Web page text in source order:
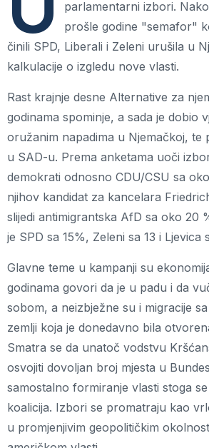
parlamentarni izbori.
prošle godine "semafor"
činili SPD, Liberali i Zeleni urušila u
kalkulacije o izgledu nove vlasti.
Rast krajnje desne Alternative za
godinama spominje, a sada je dobio
oružanim napadima u Njemačkoj, te
u SAD-u. Prema anketama uoči
demokrati odnosno CDU/CSU sa
njihov kandidat za kancelara
slijedi antimigrantska AfD sa oko 20
je SPD sa 15%, Zeleni sa 13 i Ljevica
Glavne teme u kampanji su
godinama govori da je u padu i da
sobom, a neizbježne su i migracije
zemlji koja je donedavno bila
Smatra se da unatoč vodstvu
osvojiti dovoljan broj mjesta u
samostalno formiranje vlasti stoga
koalicija. Izbori se promatraju kao
u promjenjivim geopolitičkim